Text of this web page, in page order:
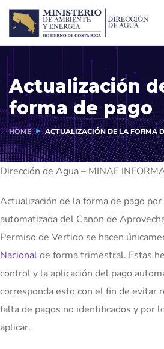
Actualización
forma de pago
HOME ACTUALIZACIÓN DE LA FORMA
Dirección de Agua – MINAE
Actualización de la forma de pago
automatizada del Canon de
Permiso de Vertido se hacen
Nacionalde forma trimestral. Estas
control y la aplicación del pago
corresponda esto con el fin de evitar
falta de pagos no identificados y por
aplicar.